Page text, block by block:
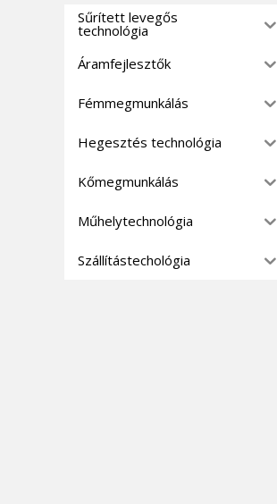
Sűrített levegős
technológia
Áramfejlesztők
Fémmegmunkálás
Hegesztés technológia
Kőmegmunkálás
Műhelytechnológia
Szállítástechológia